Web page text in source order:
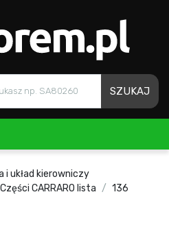
SZUKAJ
i układ kierowniczy
Części CARRARO lista
136